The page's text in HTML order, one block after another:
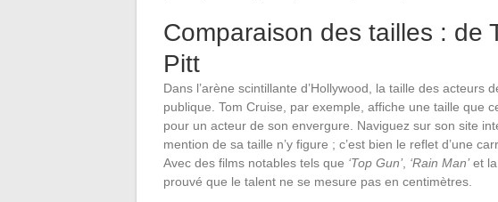
Comparaison des tailles : de
Pitt
Dans l’arène scintillante d’Hollywood, la taille des acteurs
publique. Tom Cruise, par exemple, affiche une taille que
pour un acteur de son envergure. Naviguez sur son site
mention de sa taille n’y figure ; c’est bien le reflet d’une
Avec des films notables tels que ‘Top Gun’, ‘Rain Man’et la
prouvé que le talent ne se mesure pas en centimètres.